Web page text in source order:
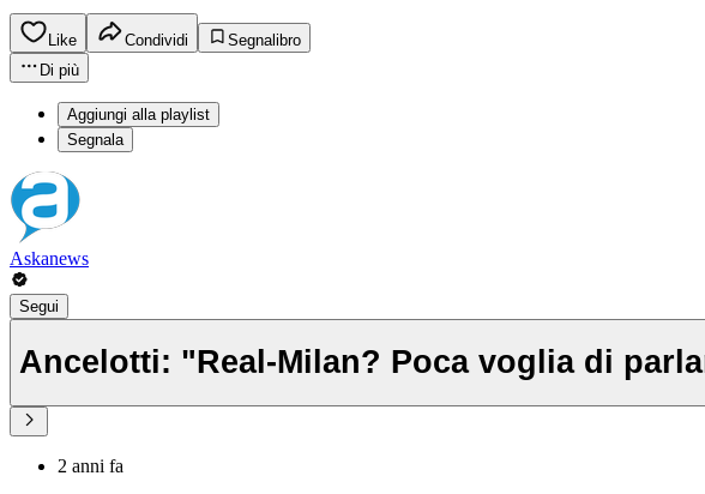
Like Condividi
Segnalibro
Di più
Aggiungi alla playlist
Segnala
Askanews
Segui
Ancelotti: "Real-Milan? Poca voglia di
2 anni fa